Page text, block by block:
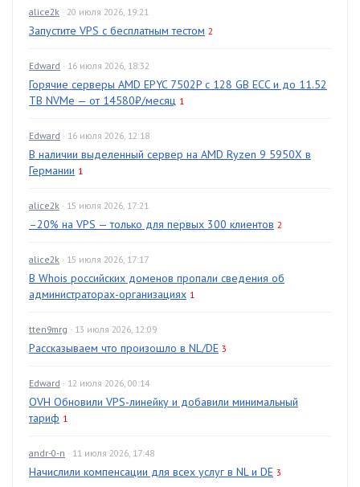
alice2k · 20 июля 2026, 19:21
Запустите VPS с бесплатным тестом 2
Edward · 16 июля 2026, 18:32
Горячие серверы AMD EPYC 7502P с 128 GB ECC и до 11.52
TB NVMe — от 14580₽/месяц 1
Edward · 16 июля 2026, 12:18
В наличии выделенный сервер на AMD Ryzen 9 5950X в
Германии 1
alice2k · 15 июля 2026, 17:21
–20% на VPS — только для первых 300 клиентов 2
alice2k · 15 июля 2026, 17:17
В Whois российских доменов пропали сведения об
администраторах-организациях 1
tten9mrg · 13 июля 2026, 12:09
Рассказываем что произошло в NL/DE 3
Edward · 12 июля 2026, 00:14
OVH Обновили VPS-линейку и добавили минимальный
тариф 1
andr-0-n · 11 июля 2026, 17:48
Начислили компенсации для всех услуг в NL и DE 3